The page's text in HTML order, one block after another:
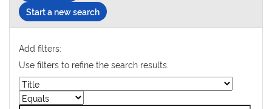
Start a new search
Add filters:
Use filters to refine the search results.